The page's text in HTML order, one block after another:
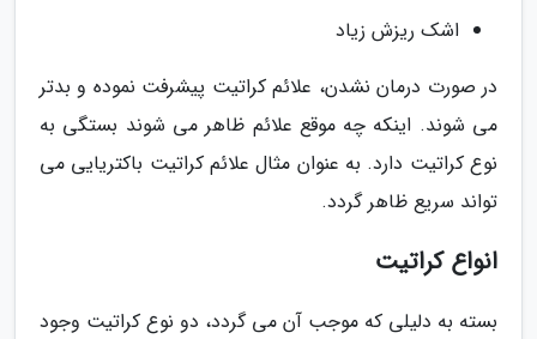
اشک ریزش زیاد
در صورت درمان نشدن، علائم کراتیت پیشرفت نموده و بدتر
می شوند. اینکه چه موقع علائم ظاهر می شوند بستگی به
نوع کراتیت دارد. به عنوان مثال علائم کراتیت باکتریایی می
تواند سریع ظاهر گردد.
انواع کراتیت
بسته به دلیلی که موجب آن می گردد، دو نوع کراتیت وجود